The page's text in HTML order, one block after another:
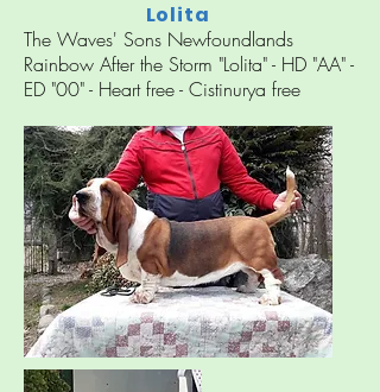
Lolita
The Waves' Sons Newfoundlands
Rainbow After the Storm "Lolita" - HD "AA" -
ED "00" - Heart free - Cistinurya free